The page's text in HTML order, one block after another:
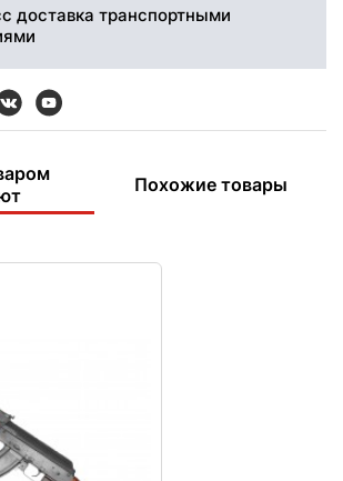
доставка транспортными
Похожие товары